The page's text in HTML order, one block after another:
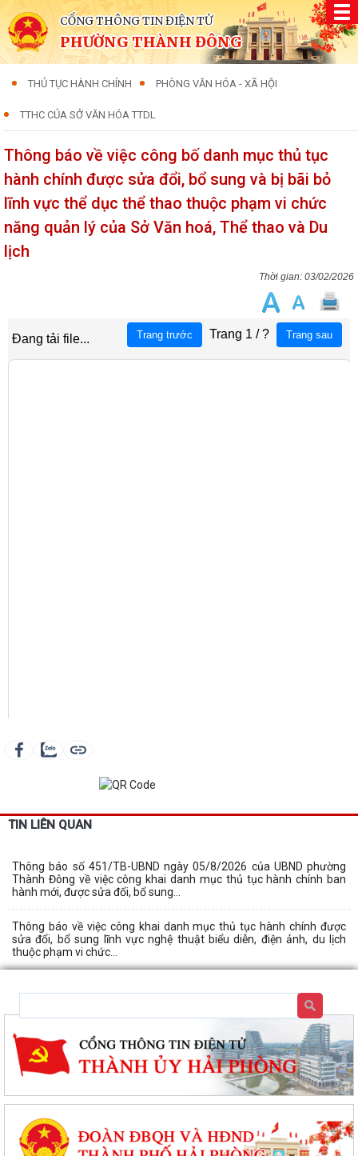
CỔNG THÔNG TIN ĐIỆN TỬ
PHƯỜNG THÀNH ĐÔNG
THỦ TỤC HÀNH CHÍNH PHÒNG VĂN HÓA - XÃ HỘI
TTHC CỦA SỞ VĂN HÓA TTDL
Thông báo về việc công bố danh mục thủ tục
hành chính được sửa đổi, bổ sung và bị bãi bỏ
lĩnh vực thể dục thể thao thuộc phạm vi chức
năng quản lý của Sở Văn hoá, Thể thao và Du
lịch
03/02/2026
TIN LIÊN QUAN
Thông báo số 451/TB-UBND ngày 05/8/2026 của UBND phường
Thành Đông về việc công khai danh mục thủ tục hành chính ban
hành mới, được sửa đổi, bổ sung...
Thông báo về việc công khai danh mục thủ tục hành chính được
sửa đổi, bổ sung lĩnh vực nghệ thuật biểu diễn, điện ảnh, du lịch
thuộc phạm vi chức...